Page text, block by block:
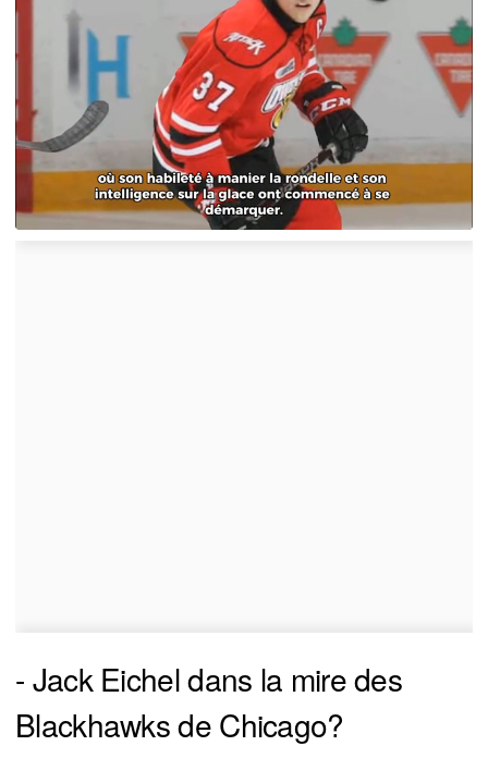
- Jack Eichel dans la mire des
Blackhawks de Chicago?